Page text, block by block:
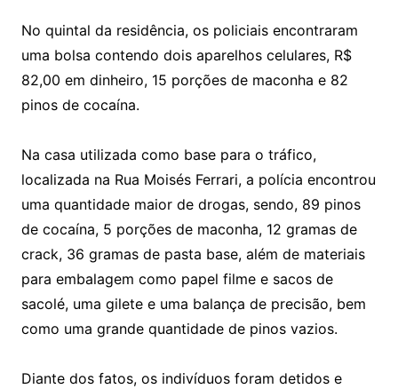
No quintal da residência, os policiais encontraram
uma bolsa contendo dois aparelhos celulares, R$
82,00 em dinheiro, 15 porções de maconha e 82
pinos de cocaína.
Na casa utilizada como base para o tráfico,
localizada na Rua Moisés Ferrari, a polícia encontrou
uma quantidade maior de drogas, sendo, 89 pinos
de cocaína, 5 porções de maconha, 12 gramas de
crack, 36 gramas de pasta base, além de materiais
para embalagem como papel filme e sacos de
sacolé, uma gilete e uma balança de precisão, bem
como uma grande quantidade de pinos vazios.
Diante dos fatos, os indivíduos foram detidos e